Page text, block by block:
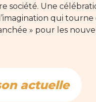
société. Une
qui tourne
» pour les
actuelle